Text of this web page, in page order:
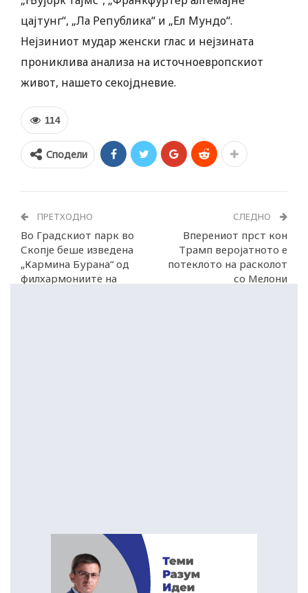
цајтунг“, „Ла Република“ и „Ел Мундо“.
Нејзиниот мудар женски глас и нејзината
прониклива анализа на источноевропскиот
живот, нашето секојдневие.
114
Сподели
ПРЕТХОДНО
Во Градскиот парк во
Скопје беше изведена
„Кармина Бурана“ од
филхармониите на
СЛЕДНО
Вперениот прст кон
Трамп веројатното е
потеклото на расколот
со Мелони